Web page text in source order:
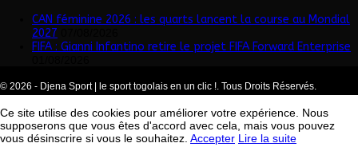
CAN féminine 2026 : les quarts lancent la course au Mondial
2027
FIFA : Gianni Infantino retire le projet FIFA Forward Enterprise
© 2026 - Djena Sport | le sport togolais en un clic !. Tous Droits Réservés.
Ce site utilise des cookies pour améliorer votre expérience. Nous
supposerons que vous êtes d'accord avec cela, mais vous pouvez
vous désinscrire si vous le souhaitez. Accepter Lire la suite